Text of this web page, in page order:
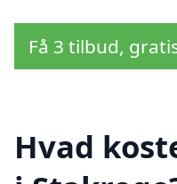
Få 3 tilbud,
Hvad